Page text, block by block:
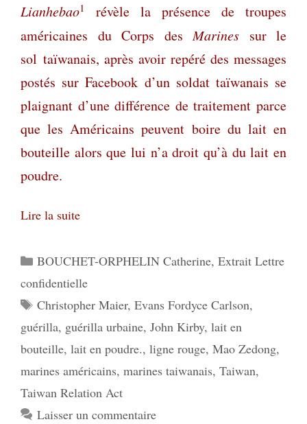
Lianhebao1
révèle la présence de troupes
américaines du Corps desMarines sur le
sol taïwanais, après avoir repéré des messages
postés sur Facebook d’un soldat taïwanais se
plaignant d’une différence de traitement parce
que les Américains peuvent boire du lait en
bouteille alors que lui n’a droit qu’à du lait en
poudre.
Lire la suite
Catégories
BOUCHET-ORPHELIN Catherine, Extrait Lettre
confidentielle
Étiquettes
Christopher Maier, Evans Fordyce Carlson,
guérilla, guérilla urbaine, John Kirby, lait en
bouteille, lait en poudre., ligne rouge, Mao Zedong,
marines américains, marines taiwanais, Taiwan,
Taiwan Relation Act
Laisser un commentaire